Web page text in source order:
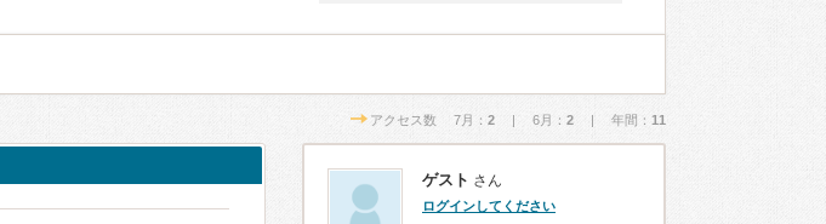
アクセス数 7月： 2 | 6月： 2 | 年間： 11
ゲスト さん
ログインしてください